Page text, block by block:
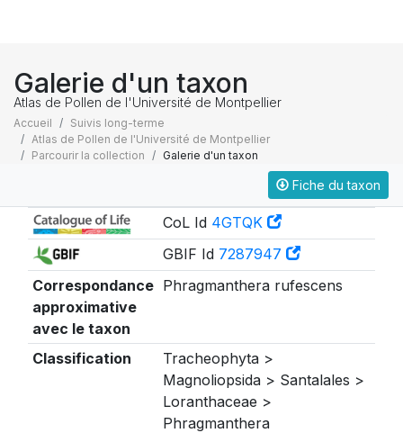
Galerie d'un taxon
Atlas de Pollen de l'Université de Montpellier
Accueil
Suivis long-terme
Atlas de Pollen de l'Université de Montpellier
Parcourir la collection
Galerie d'un taxon
Fiche du taxon
CoL Id 4GTQK
GBIF Id 7287947
Correspondance
approximative
avec le taxon
Phragmanthera rufescens
Classification
Tracheophyta >
Magnoliopsida > Santalales >
Loranthaceae >
Phragmanthera